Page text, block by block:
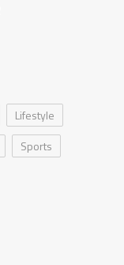
Lifestyle
Sports